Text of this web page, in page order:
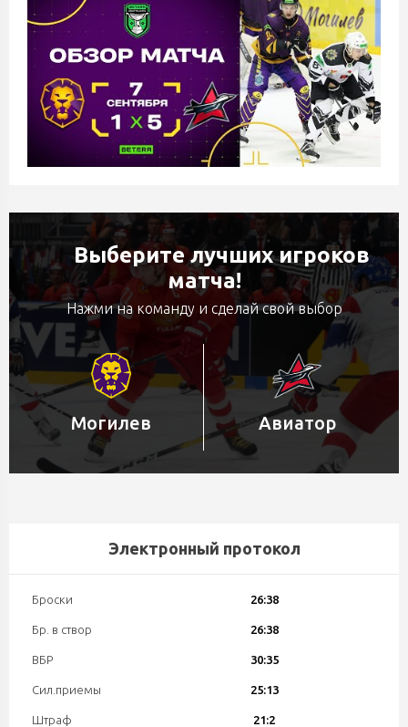
Выберите лучших игроков
матча!
Нажми на команду и сделай свой выбор
Могилев Авиатор
Электронный протокол
Броски 26:38
Бр. в створ 26:38
ВБР 30:35
Сил.приемы 25:13
Штраф 21:2